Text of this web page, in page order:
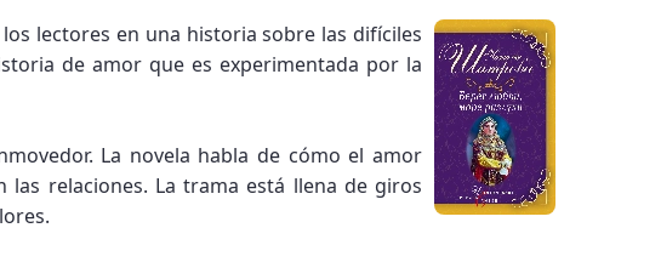
lectores en una historia sobre las difíciles
de amor que es experimentada por la
La novela habla de cómo el amor
relaciones. La trama está llena de giros